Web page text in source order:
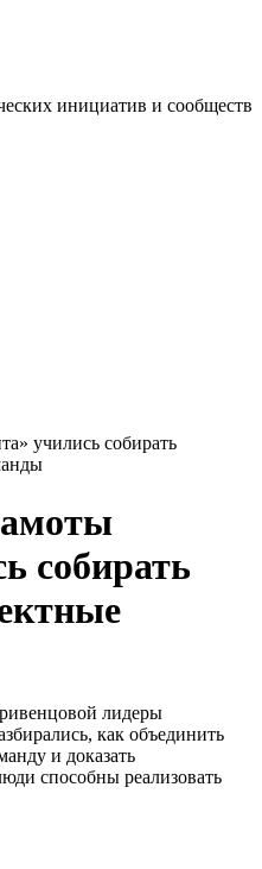
инициатив и сообществ
учились собирать
собирать
лидеры
как объединить
и доказать
способны реализовать